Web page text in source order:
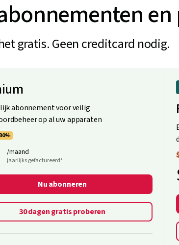
gratis. Geen creditcard nodig.
abonnement voor veilig
op al uw apparaten
/maand
jaarlijks gefactureerd*
Nu abonneren
30 dagen gratis proberen